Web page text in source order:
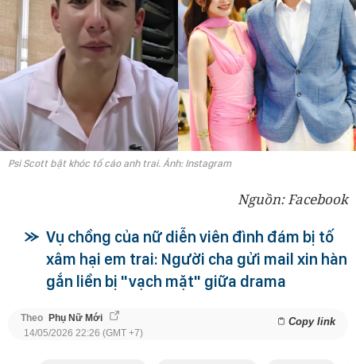
Psi Scott bật khóc tố cáo anh trai. Ảnh: Instagram
Nguồn: Facebook
Vụ chồng của nữ diễn viên đình đám bị tố
xâm hại em trai: Người cha gửi mail xin hàn
gắn liền bị "vạch mặt" giữa drama
Theo Phụ Nữ Mới Copy link
14/05/2026 22:26 (GMT +7)